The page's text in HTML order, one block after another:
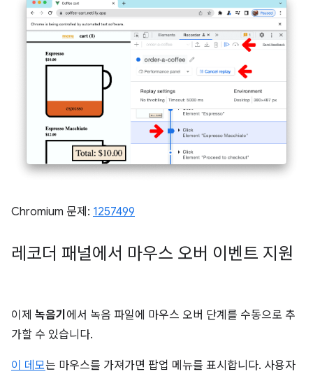
Chromium 문제: 1257499
레코더 패널에서 마우스 오버 이벤트 지원
이제 녹음기 에서 녹음 파일에 마우스 오버 단계를 수동으로 추
가할 수 있습니다.
이 데모는 마우스를 가져가면 팝업 메뉴를 표시합니다. 사용자